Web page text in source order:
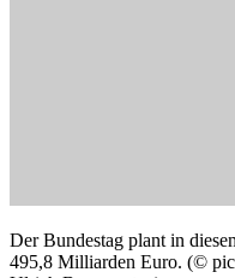
Nach mehr als 14-stündigen
beschlossen.
gleichbleibender
hatte noch Ausgaben in
Regierungsentwurf (20/1000
taxierte die Ausgaben auf